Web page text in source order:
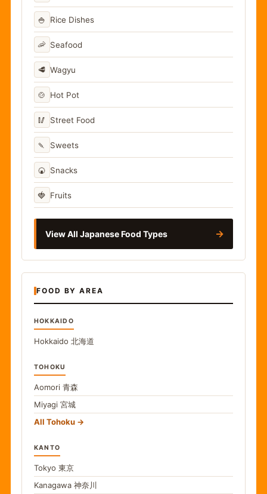
🍚 Rice Dishes
🦐 Seafood
🥩 Wagyu
🍲 Hot Pot
🥢 Street Food
🍡 Sweets
🍘 Snacks
🍓 Fruits
View All Japanese Food Types →
FOOD BY AREA
HOKKAIDO
Hokkaido 北海道
TOHOKU
Aomori 青森
Miyagi 宮城
All Tohoku
KANTO
Tokyo 東京
Kanagawa 神奈川